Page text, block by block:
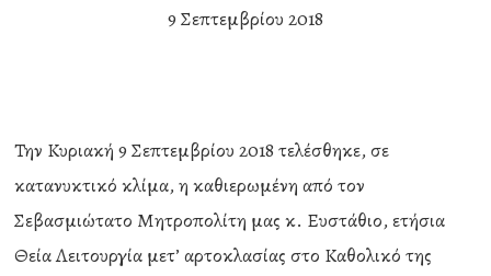
9 Σεπτεμβρίου 2018
Την Κυριακή 9 Σεπτεμβρίου 2018 τελέσθηκε, σε
κατανυκτικό κλίμα, η καθιερωμένη από τον
Σεβασμιώτατο Μητροπολίτη μας κ. Ευστάθιο, ετήσια
Θεία Λειτουργία μετ’ αρτοκλασίας στο Καθολικό της